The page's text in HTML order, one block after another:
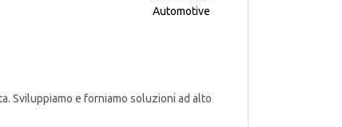
Sviluppiamo e forniamo soluzioni ad alto